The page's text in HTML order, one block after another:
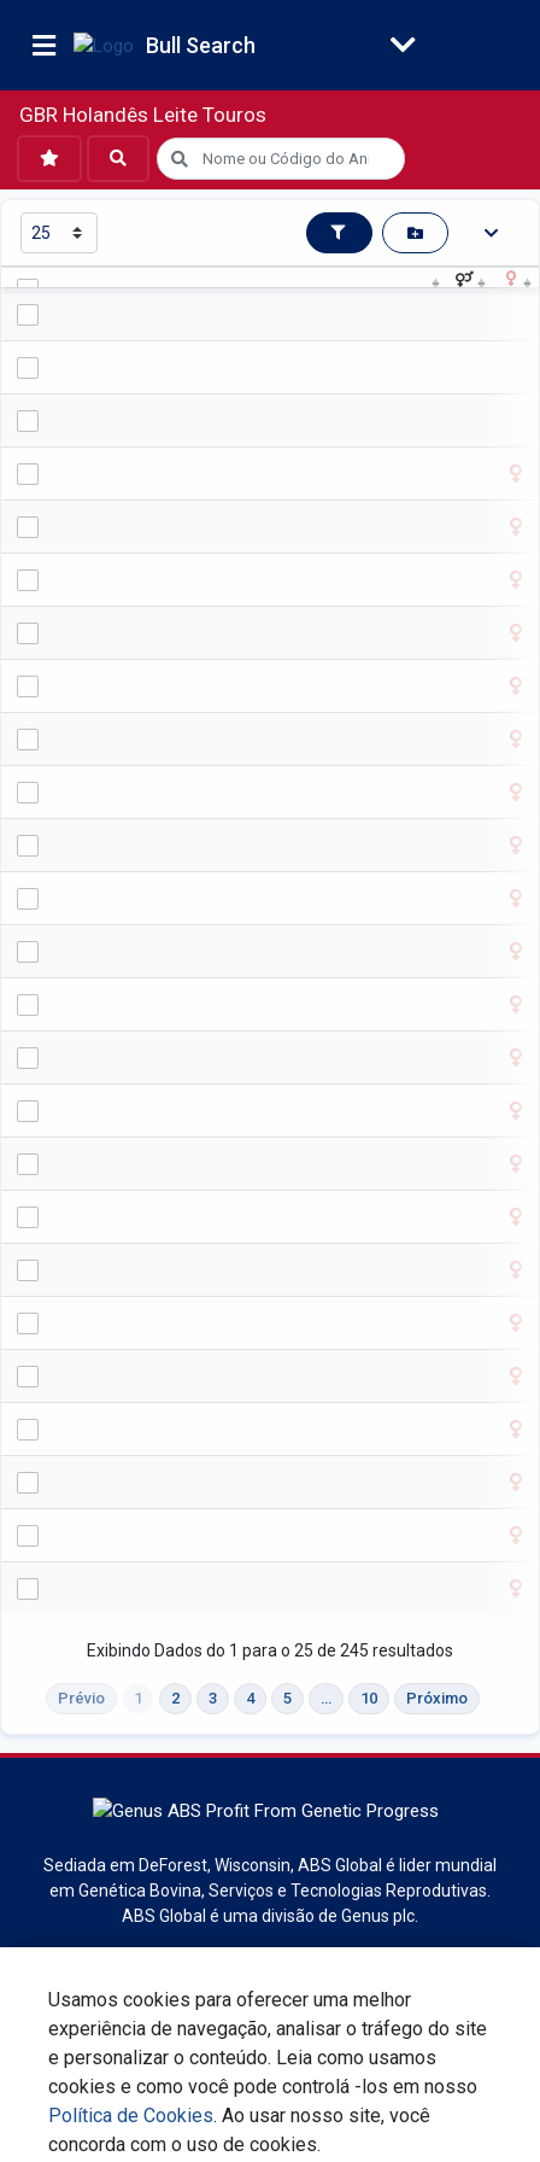
Bull Search
GBR Holandês Leite Touros
Exibindo Dados do 1 para o 25 de 245 resultados
Prévio 1 2 3 4 5 … 10 Próximo
Usamos cookies para oferecer uma melhor
experiência de navegação, analisar o tráfego do site
e personalizar o conteúdo. Leia como usamos
cookies e como você pode controlá -los em nosso
Política de Cookies. Ao usar nosso site, você
concorda com o uso de cookies.
Sediada em DeForest, Wisconsin, ABS Global é lider mundial
em Genética Bovina, Serviços e Tecnologias Reprodutivas.
ABS Global é uma divisão de Genus plc.
Fale Conosco Declaração de Privacidade
Termos & Condições Responsabilidade Corporativa